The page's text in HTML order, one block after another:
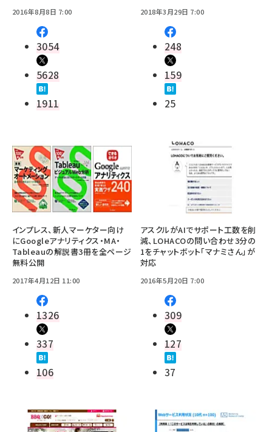
2016年8月8日 7:00
3054
5628
1911
2018年3月29日 7:00
248
159
25
インプレス、新人マーケター向け
にGoogleアナリティクス・MA・
Tableauの解説書3冊を全ページ
無料公開
2017年4月12日 11:00
1326
337
106
アスクルがAIでサポート工数を削
減、LOHACOの問い合わせ3分の
1をチャットボット「マナミさん」が
対応
2016年5月20日 7:00
309
127
37